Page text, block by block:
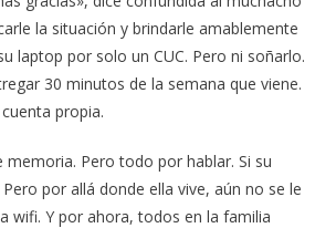
la situación y brindarle amablemente
laptop por solo un CUC. Pero ni soñarlo.
30 minutos de la semana que viene.
propia.
memoria. Pero todo por hablar. Si su
por allá donde ella vive, aún no se le
wifi. Y por ahora, todos en la familia